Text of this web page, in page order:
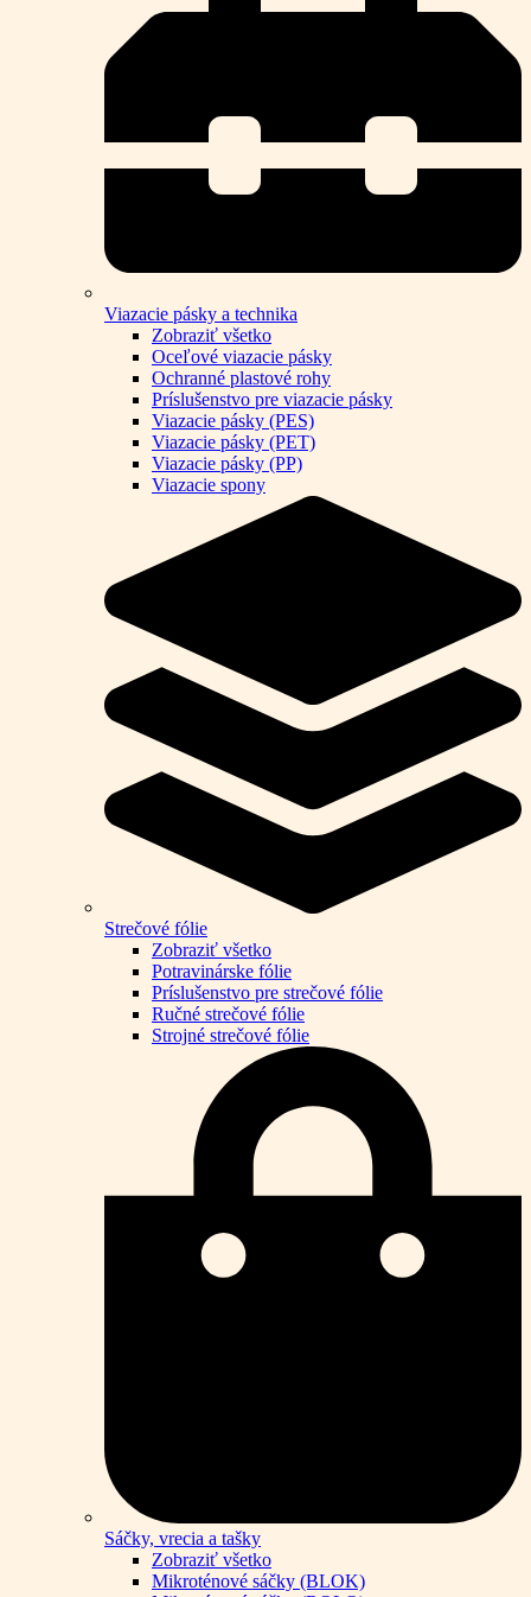
Viazacie pásky a technika
Zobraziť všetko
Oceľové viazacie pásky
Ochranné plastové rohy
Príslušenstvo pre viazacie pásky
Viazacie pásky (PES)
Viazacie pásky (PET)
Viazacie pásky (PP)
Viazacie spony
Strečové fólie
Zobraziť všetko
Potravinárske fólie
Príslušenstvo pre strečové fólie
Ručné strečové fólie
Strojné strečové fólie
Sáčky, vrecia a tašky
Zobraziť všetko
Mikroténové sáčky (BLOK)